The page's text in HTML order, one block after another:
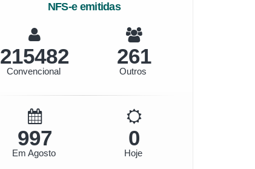
NFS-e emitidas
241339
Convencional
292
Outros
1116
Em Agosto
0
Hoje